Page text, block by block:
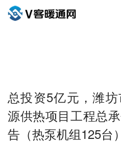
总投资5亿元，潍
源供热项目工程总
告（热泵机组125台）